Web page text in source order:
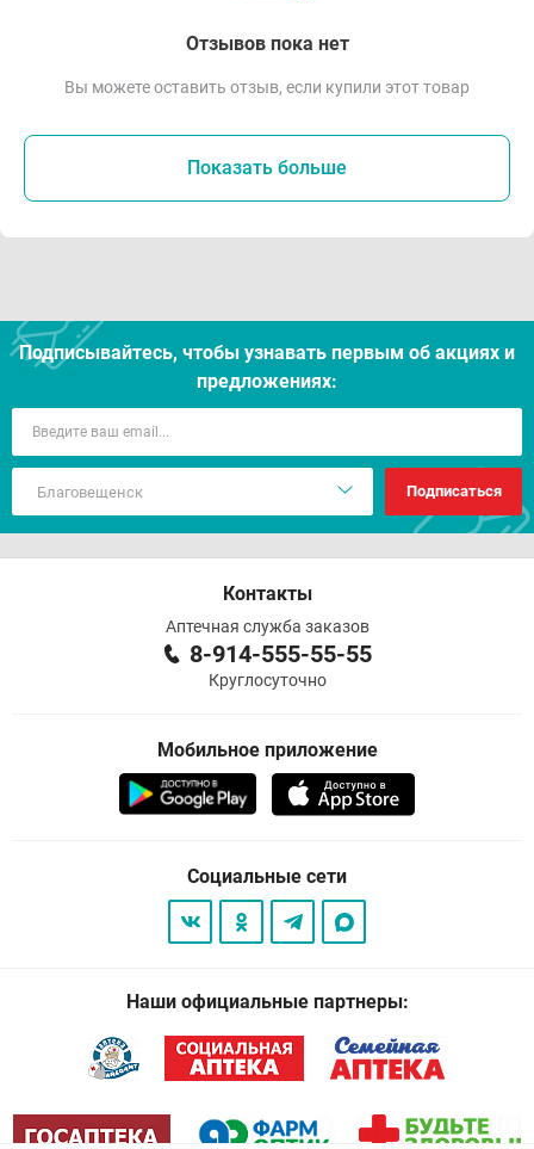
Отзывов пока нет
Вы можете оставить отзыв, если купили этот товар
Показать больше
Подписывайтесь, чтобы узнавать первым об акцияx и
предложениях:
Подписаться
Контакты
Аптечная служба заказов
8-914-555-55-55
Круглосуточно
Мобильное приложение
Социальные сети
Наши официальные партнеры: